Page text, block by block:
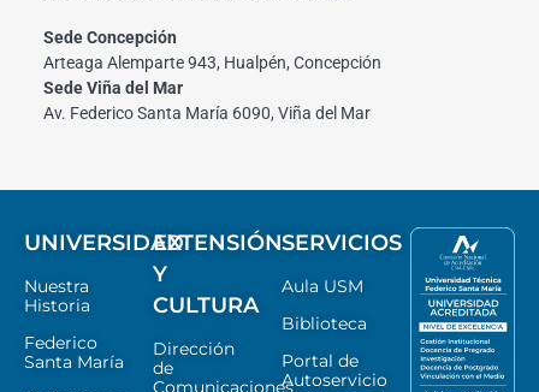
Sede Concepción
Arteaga Alemparte 943, Hualpén, Concepción
Sede Viña del Mar
Av. Federico Santa María 6090, Viña del Mar
UNIVERSIDAD
Nuestra
Historia
Federico
Santa María
EXTENSIÓN
Y
CULTURA
Dirección
de
SERVICIOS
Aula USM
Biblioteca
Portal de
Autoservicio